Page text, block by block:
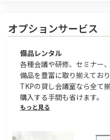
オプションサービス
備品レンタル
各種会議や研修、セミナー
備品を豊富に取り揃えてお
TKPの貸し会議室なら全て
購入する手間も省けます。
もっと見る